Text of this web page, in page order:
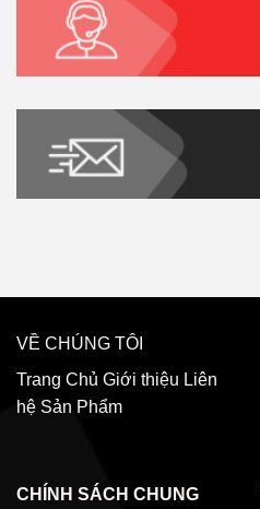
VỀ CHÚNG TÔI
Trang Chủ Giới thiệu Liên
hệ Sản Phẩm
CHÍNH SÁCH CHUNG